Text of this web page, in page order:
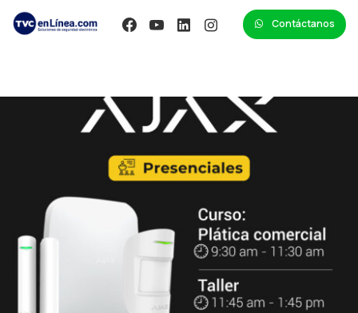
Contáctanos